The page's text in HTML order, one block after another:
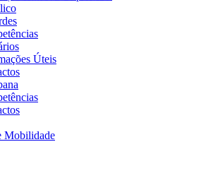
Úteis
Mobilidade